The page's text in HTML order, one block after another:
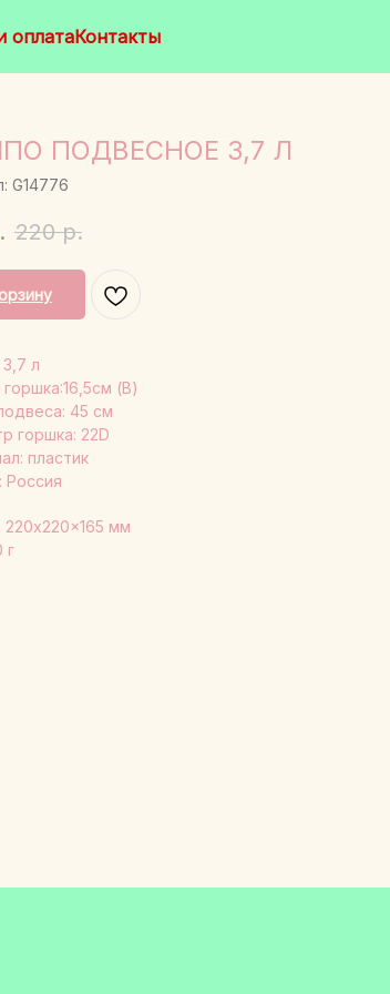
оплатаКонтакты
ПОДВЕСНОЕ 3,7 Л
G14776
220 р.
л
(В)
45 см
горшка: 22D
пластик
Россия
мм
г